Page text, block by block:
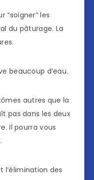
“soigner” les
du pâturage. La
beaucoup d’eau.
autres que la
pas dans les deux
Il pourra vous
l’élimination des